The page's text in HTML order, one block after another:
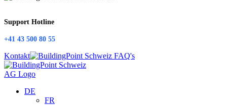
Support Hotline
+41 43 500 80 55
Kontakt
DE
FR